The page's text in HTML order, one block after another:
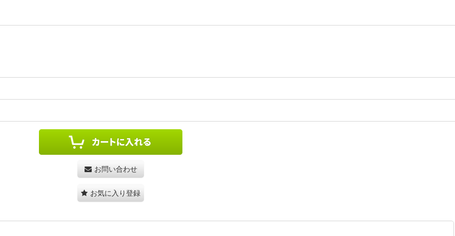
お問い合わせ
お気に入り登録